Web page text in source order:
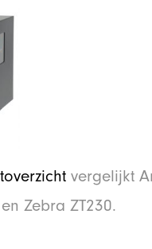
vergelijkt
Zebra ZT230.